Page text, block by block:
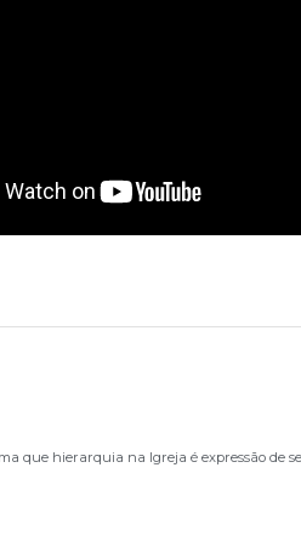
que hierarquia na Igreja é expressão de